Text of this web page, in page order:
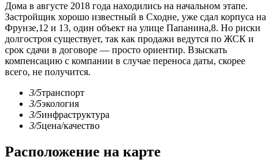
Дома в августе 2018 года находились на начальном этапе.
Застройщик хорошо известный в Сходне, уже сдал корпуса на
Фрунзе,12 и 13, один объект на улице Папанина,8. Но риски
долгостроя существует, так как продажи ведутся по ЖСК и
срок сдачи в договоре — просто ориентир. Взыскать
компенсацию с компании в случае переноса даты, скорее
всего, не получится.
3/5транспорт
3/5экология
3/5инфраструктура
3/5цена/качество
Расположение на карте